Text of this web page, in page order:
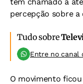
percepção sobre
Tudo sobre
Entre no canal
O movimento